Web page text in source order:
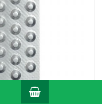
1T (4x25 Tab)
Warenkorb